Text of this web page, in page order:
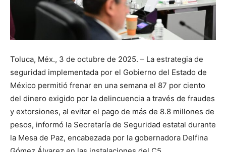
Toluca, Méx., 3 de octubre de 2025. – La estrategia de
seguridad implementada por el Gobierno del Estado de
México permitió frenar en una semana el 87 por ciento
del dinero exigido por la delincuencia a través de fraudes
y extorsiones, al evitar el pago de más de 8.8 millones de
pesos, informó la Secretaría de Seguridad estatal durante
la Mesa de Paz, encabezada por la gobernadora Delfina